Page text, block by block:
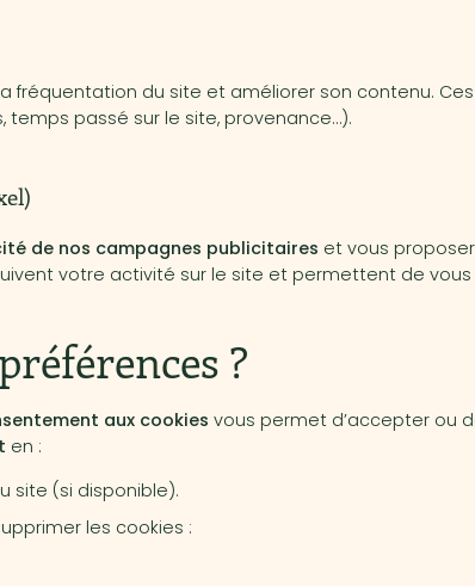
fréquentation du site et améliorer son contenu.
passé sur le site, provenance…).
de nos campagnes publicitaires et vous
votre activité sur le site et permettent de
?
aux cookies vous permet d’accepter ou
en :
site (si disponible).
les cookies :